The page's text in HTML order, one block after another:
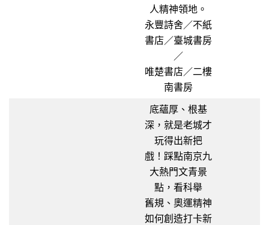
人精神領地。
永豐詩舍／不紙
書店／臺城書房
／
唯楚書店／二樓
南書房
底蘊厚、根基
深，就是老城才
玩得出新把
戲！踩點南京九
大熱門文青景
點，看科舉
舊規、奧運精神
如何創造打卡新